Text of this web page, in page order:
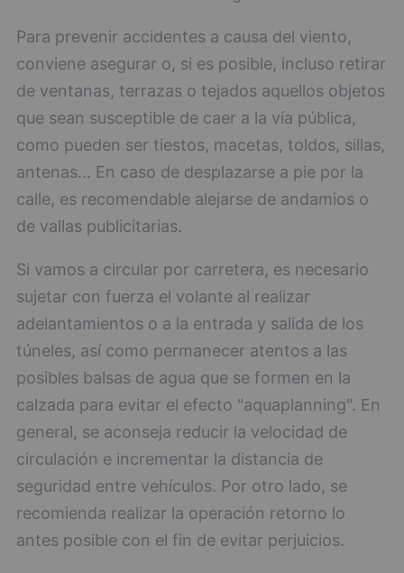
Para prevenir accidentes a causa del viento,
conviene asegurar o, si es posible, incluso retirar
de ventanas, terrazas o tejados aquellos objetos
que sean susceptible de caer a la vía pública,
como pueden ser tiestos, macetas, toldos, sillas,
antenas... En caso de desplazarse a pie por la
calle, es recomendable alejarse de andamios o
de vallas publicitarias.
Si vamos a circular por carretera, es necesario
sujetar con fuerza el volante al realizar
adelantamientos o a la entrada y salida de los
túneles, así como permanecer atentos a las
posibles balsas de agua que se formen en la
calzada para evitar el efecto "aquaplanning". En
general, se aconseja reducir la velocidad de
circulación e incrementar la distancia de
seguridad entre vehículos. Por otro lado, se
recomienda realizar la operación retorno lo
antes posible con el fin de evitar perjuicios.